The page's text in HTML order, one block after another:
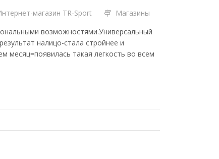
магазин TR-Sport
Магазины
возможностями.Универсальный
налицо-стала стройнее и
месяц=появилась такая легкость во всем